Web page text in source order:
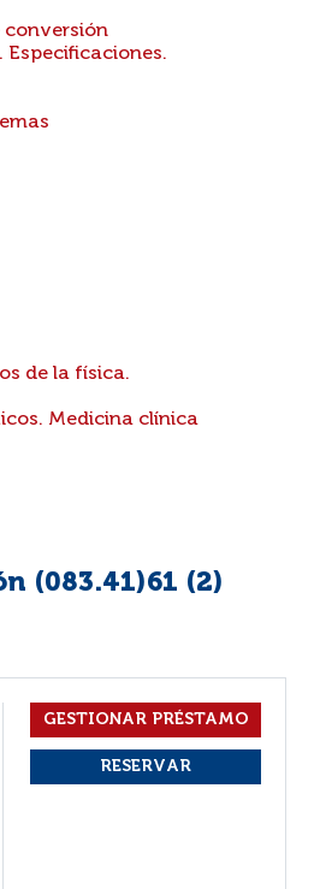
conversión
Especificaciones.
de la física.
Medicina clínica
(083.41)61 (2)